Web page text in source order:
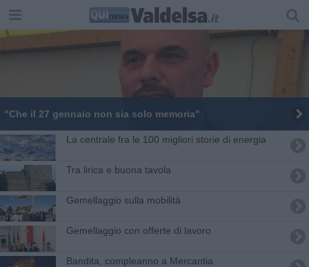
"Che il 27 gennaio non sia solo memoria"
La centrale fra le 100 migliori storie di energia
Tra lirica e buona tavola
Gemellaggio sulla mobilità
Gemellaggio con offerte di lavoro
Bandita, compleanno a Mercantia